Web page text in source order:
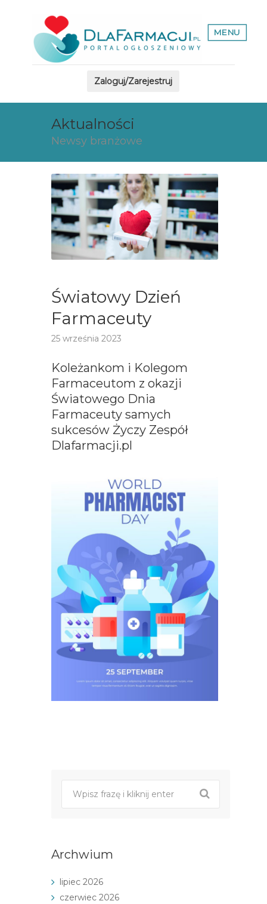
MENU
Zaloguj/Zarejestruj
Aktualności
Newsy branżowe
Światowy Dzień
Farmaceuty
25 września 2023
Koleżankom i Kolegom
Farmaceutom z okazji
Światowego Dnia
Farmaceuty samych
sukcesów Życzy Zespół
Dlafarmacji.pl
Archwium
lipiec 2026
czerwiec 2026